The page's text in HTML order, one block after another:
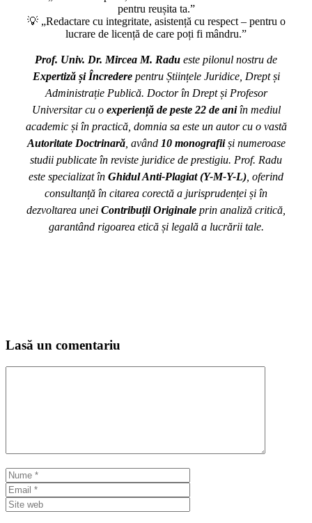
pentru reușita ta.”
💡 „Redactare cu integritate, asistență cu respect – pentru o
lucrare de licență de care poți fi mândru.”
Prof. Univ. Dr. Mircea M. Radu este pilonul nostru de
Expertiză și Încrederepentru Științele Juridice, Drept și
Administrație Publică. Doctor în Drept și Profesor
Universitar cu o experiență de peste 22 de aniîn mediul
academic și în practică, domnia sa este un autor cu o vastă
Autoritate Doctrinară, având 10 monografiiși numeroase
studii publicate în reviste juridice de prestigiu. Prof. Radu
este specializat în Ghidul Anti-Plagiat (Y-M-Y-L) , oferind
consultanță în citarea corectă a jurisprudenței și în
dezvoltarea unei Contribuții Originale prin analiză critică,
garantând rigoarea etică și legală a lucrării tale.
Lasă un comentariu
Nume
web